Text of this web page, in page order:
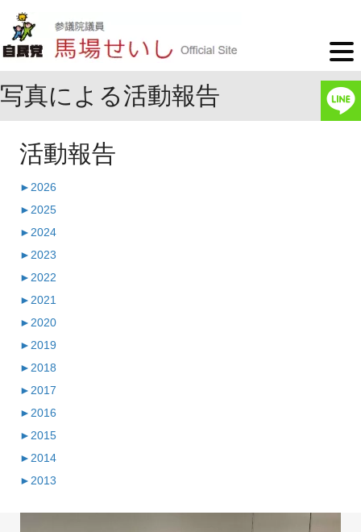
写真による活動報告
活動報告
► 2026
► 2025
► 2024
► 2023
► 2022
► 2021
► 2020
► 2019
► 2018
► 2017
► 2016
► 2015
► 2014
► 2013